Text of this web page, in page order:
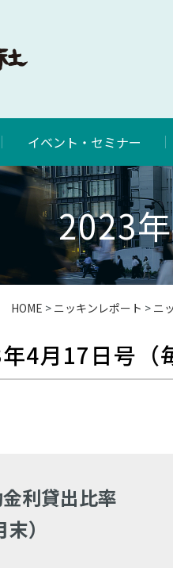
イベント・セミナー
2023
HOME > ニッキンレポート > ニ
4月17日号（
利貸出比率
）